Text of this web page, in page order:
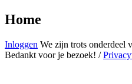
Home
Inloggen We zijn trots onderdeel
Bedankt voor je bezoek! /